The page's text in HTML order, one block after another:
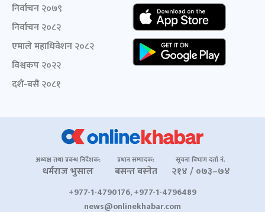
निर्वाचन २०७९
निर्वाचन २०८२
एमाले महाधिवेशन २०८२
विश्वकप २०२२
दशैं-बसैं २०८१
अध्यक्ष तथा प्रबन्ध निर्देशक:
धर्मराज भुसाल
प्रधान सम्पादक:
बसन्त बस्नेत
सूचना विभाग दर्ता नं.
२१४ / ०७३–७४
+977-1-4790176, +977-1-4796489
news@onlinekhabar.com